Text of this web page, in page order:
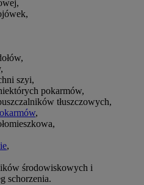
szyi,
pokarmów,
tłuszczowych,
,
,
środowiskowych i
schorzenia.